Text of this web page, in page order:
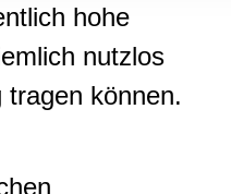
hohe
nutzlos
können.